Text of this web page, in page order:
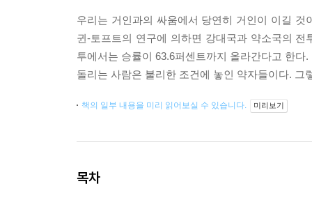
우리는 거인과의 싸움에서 당연히 거인이 이길
귄-토프트의 연구에 의하면 강대국과 약소국의
투에서는 승률이 63.6퍼센트까지 올라간다고 한
돌리는 사람은 불리한 조건에 놓인 약자들이다.
책의 일부 내용을 미리 읽어보실 수 있습니다. 미리보기
목차